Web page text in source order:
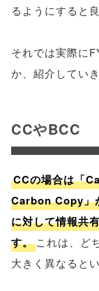
るようにすると
それでは実際に
か、紹介していき
CCやBCC
CCの場合は「
Carbon Copy」
に対して情報共
す。 これは、ど
大きく異なると